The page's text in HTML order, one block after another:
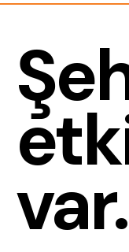
var.